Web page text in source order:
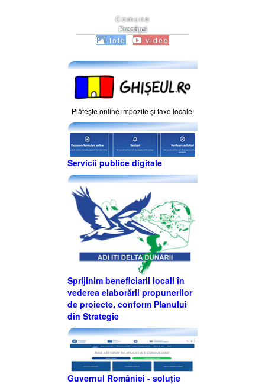
Comuna
Frecăţei
foto video
Plăteşte online impozite şi taxe locale!
Servicii publice digitale
Sprijinim beneficiarii locali în
vederea elaborării propunerilor
de proiecte, conform Planului
din Strategie
Guvernul României - soluție